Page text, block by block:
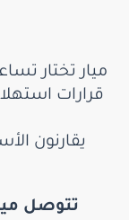
ميار تختار
قرارات
يقارنون
تتوصل